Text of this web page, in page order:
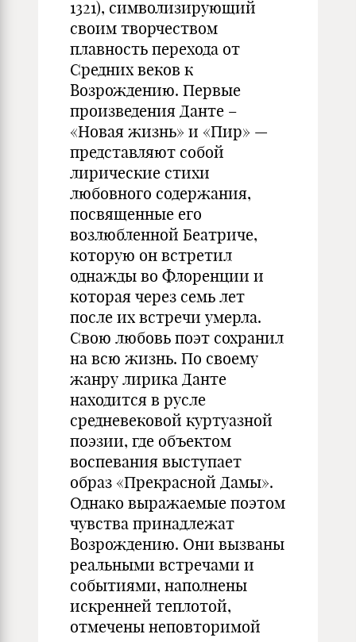
1321), символизирующий
своим творчеством
плавность перехода от
Средних веков к
Возрождению. Первые
произведения Данте –
«Новая жизнь» и «Пир» —
представляют собой
лирические стихи
любовного содержания,
посвященные его
возлюбленной Беатриче,
которую он встретил
однажды во Флоренции и
которая через семь лет
после их встречи умерла.
Свою любовь поэт сохранил
на всю жизнь. По своему
жанру лирика Данте
находится в русле
средневековой куртуазной
поэзии, где объектом
воспевания выступает
образ «Прекрасной Дамы».
Однако выражаемые поэтом
чувства принадлежат
Возрождению. Они вызваны
реальными встречами и
событиями, наполнены
искренней теплотой,
отмечены неповторимой